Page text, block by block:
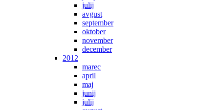
julij
avgust
september
oktober
november
december
2012
marec
april
maj
junij
julij